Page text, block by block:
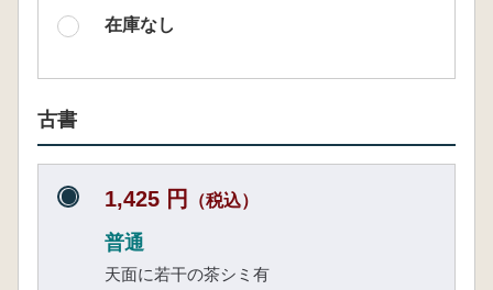
在庫なし
古書
1,425 円 （税込）
普通
天面に若干の茶シミ有